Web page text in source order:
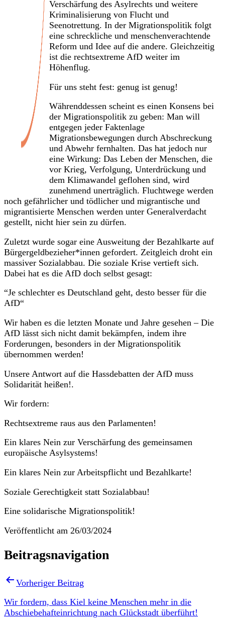
Verschärfung des Asylrechts und weitere
Kriminalisierung von Flucht und
Seenotrettung. In der Migrationspolitik folgt
eine schreckliche und menschenverachtende
Reform und Idee auf die andere. Gleichzeitig
ist die rechtsextreme AfD weiter im
Höhenflug.
Für uns steht fest: genug ist genug!
Währenddessen scheint es einen Konsens bei
der Migrationspolitik zu geben: Man will
entgegen jeder Faktenlage
Migrationsbewegungen durch Abschreckung
und Abwehr fernhalten. Das hat jedoch nur
eine Wirkung: Das Leben der Menschen, die
vor Krieg, Verfolgung, Unterdrückung und
dem Klimawandel geflohen sind, wird
zunehmend unerträglich. Fluchtwege werden
noch gefährlicher und tödlicher und migrantische und
migrantisierte Menschen werden unter Generalverdacht
gestellt, nicht hier sein zu dürfen.
Zuletzt wurde sogar eine Ausweitung der Bezahlkarte auf
Bürgergeldbezieher*innen gefordert. Zeitgleich droht ein
massiver Sozialabbau. Die soziale Krise vertieft sich.
Dabei hat es die AfD doch selbst gesagt:
“Je schlechter es Deutschland geht, desto besser für die
AfD“
Wir haben es die letzten Monate und Jahre gesehen – Die
AfD lässt sich nicht damit bekämpfen, indem ihre
Forderungen, besonders in der Migrationspolitik
übernommen werden!
Unsere Antwort auf die Hassdebatten der AfD muss
Solidarität heißen!.
Wir fordern:
Rechtsextreme raus aus den Parlamenten!
Ein klares Nein zur Verschärfung des gemeinsamen
europäische Asylsystems!
Ein klares Nein zur Arbeitspflicht und Bezahlkarte!
Soziale Gerechtigkeit statt Sozialabbau!
Eine solidarische Migrationspolitik!
Veröffentlicht am 26/03/2024
Beitragsnavigation
Vorheriger Beitrag
Wir fordern, dass Kiel keine Menschen mehr in die
Abschiebehafteinrichtung nach Glückstadt überführt!